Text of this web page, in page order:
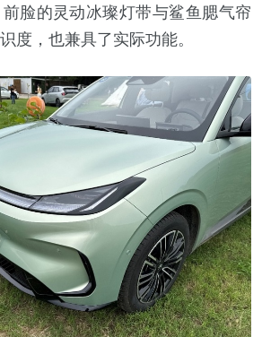
脸的灵动冰璨灯带与鲨鱼腮气帘
度，也兼具了实际功能。